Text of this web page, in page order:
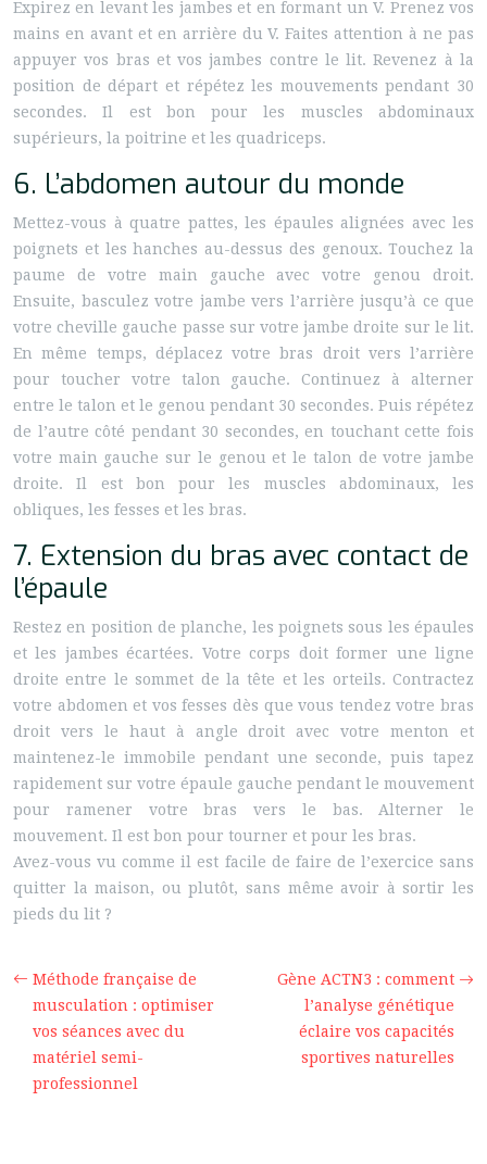
Expirez en levant les jambes et en formant un V. Prenez vos
mains en avant et en arrière du V. Faites attention à ne pas
appuyer vos bras et vos jambes contre le lit. Revenez à la
position de départ et répétez les mouvements pendant 30
secondes. Il est bon pour les muscles abdominaux
supérieurs, la poitrine et les quadriceps.
6. L’abdomen autour du monde
Mettez-vous à quatre pattes, les épaules alignées avec les
poignets et les hanches au-dessus des genoux. Touchez la
paume de votre main gauche avec votre genou droit.
Ensuite, basculez votre jambe vers l’arrière jusqu’à ce que
votre cheville gauche passe sur votre jambe droite sur le lit.
En même temps, déplacez votre bras droit vers l’arrière
pour toucher votre talon gauche. Continuez à alterner
entre le talon et le genou pendant 30 secondes. Puis répétez
de l’autre côté pendant 30 secondes, en touchant cette fois
votre main gauche sur le genou et le talon de votre jambe
droite. Il est bon pour les muscles abdominaux, les
obliques, les fesses et les bras.
7. Extension du bras avec contact de
l’épaule
Restez en position de planche, les poignets sous les épaules
et les jambes écartées. Votre corps doit former une ligne
droite entre le sommet de la tête et les orteils. Contractez
votre abdomen et vos fesses dès que vous tendez votre bras
droit vers le haut à angle droit avec votre menton et
maintenez-le immobile pendant une seconde, puis tapez
rapidement sur votre épaule gauche pendant le mouvement
pour ramener votre bras vers le bas. Alterner le
mouvement. Il est bon pour tourner et pour les bras.
Avez-vous vu comme il est facile de faire de l’exercice sans
quitter la maison, ou plutôt, sans même avoir à sortir les
pieds du lit ?
Méthode française de
musculation : optimiser
vos séances avec du
matériel semi-
professionnel
Gène ACTN3 : comment
l’analyse génétique
éclaire vos capacités
sportives naturelles